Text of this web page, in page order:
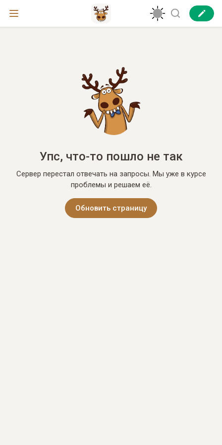
Упс, что-то пошло не так
Сервер перестал отвечать на запросы. Мы уже в курсе
проблемы и решаем её.
Обновить страницу